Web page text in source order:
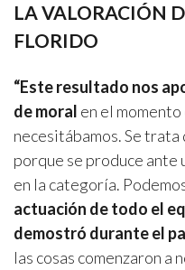
LA VALORACIÓN
FLORIDO
“Este resultado nos
de moral en el momento
necesitábamos. Se
porque se produce ante
en la categoría.
actuación de todo el
demostró durante el
las cosas comenzaron a